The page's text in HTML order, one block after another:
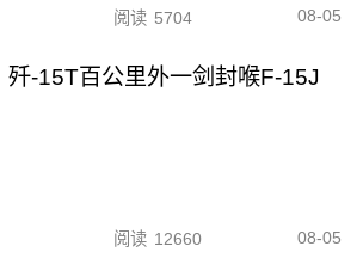
阅读 5704 08-05
歼-15T百公里外一剑封喉F-15J
阅读 12660 08-05